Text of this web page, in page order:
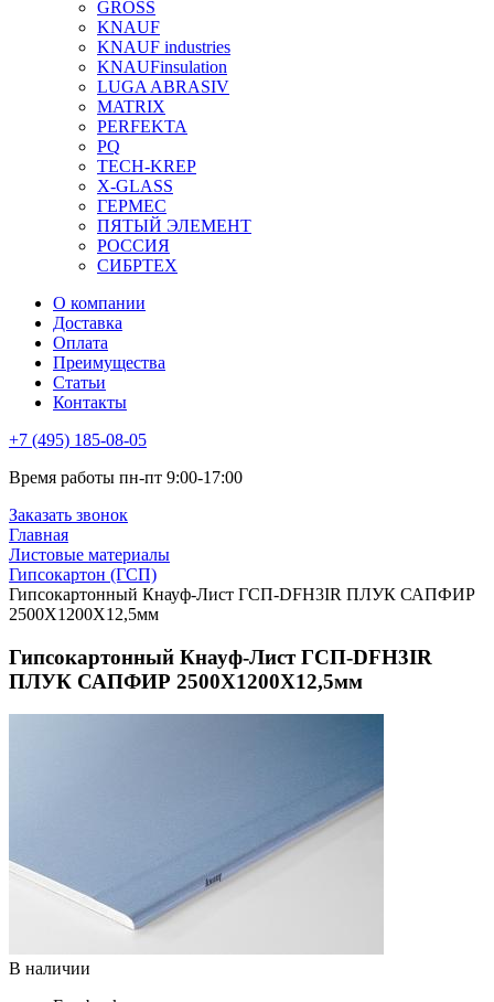
GROSS
KNAUF
KNAUF industries
KNAUFinsulation
LUGA ABRASIV
MATRIX
PERFEKTA
PQ
TECH-KREP
X-GLASS
ГЕРМЕС
ПЯТЫЙ ЭЛЕМЕНТ
РОССИЯ
СИБРТЕХ
О компании
Доставка
Оплата
Преимущества
Статьи
Контакты
+7 (495) 185-08-05
Время работы пн-пт 9:00-17:00
Заказать звонок
Главная
Листовые материалы
Гипсокартон (ГСП)
Гипсокартонный Кнауф-Лист ГСП-DFH3IR ПЛУК САПФИР
2500X1200X12,5мм
Гипсокартонный Кнауф-Лист ГСП-DFH3IR
ПЛУК САПФИР 2500X1200X12,5мм
В наличии